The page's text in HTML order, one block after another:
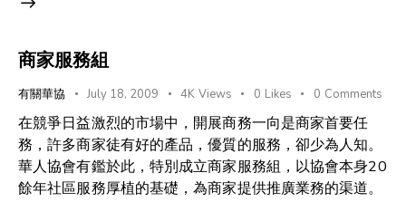
商家服務組
有關華協 July 18, 2009 4K Views 0 Likes 0 Comments
在競爭日益激烈的市場中，開展商務一向是商家首要任
務，許多商家徒有好的產品，優質的服務，卻少為人知。
華人協會有鑑於此，特別成立商家服務組，以協會本身20
餘年社區服務厚植的基礎，為商家提供推廣業務的渠道。